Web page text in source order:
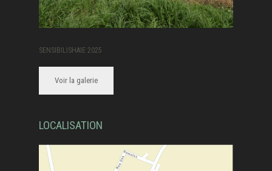
SENSIBILISHAIE 2025
Voir la galerie
LOCALISATION